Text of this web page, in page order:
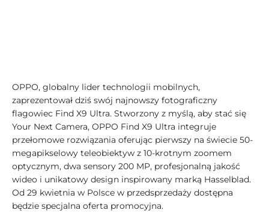
OPPO, globalny lider technologii mobilnych,
zaprezentował dziś swój najnowszy fotograficzny
flagowiec Find X9 Ultra. Stworzony z myślą, aby stać się
Your Next Camera, OPPO Find X9 Ultra integruje
przełomowe rozwiązania oferując pierwszy na świecie 50-
megapikselowy teleobiektyw z 10-krotnym zoomem
optycznym, dwa sensory 200 MP, profesjonalną jakość
wideo i unikatowy design inspirowany marką Hasselblad.
Od 29 kwietnia w Polsce w przedsprzedaży dostępna
będzie specjalna oferta promocyjna.